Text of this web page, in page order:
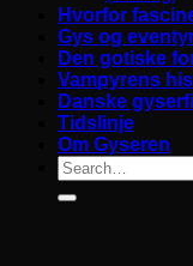
Hvorfor
Gys og
Den gotiske
Vampyrens
Danske
Tidslinje
Om Gyseren